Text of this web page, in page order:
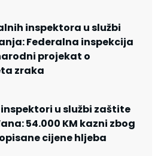
inspektora u službi
Federalna inspekcija
projekat o
zraka
u službi zaštite
54.000 KM kazni zbog
cijene hljeba